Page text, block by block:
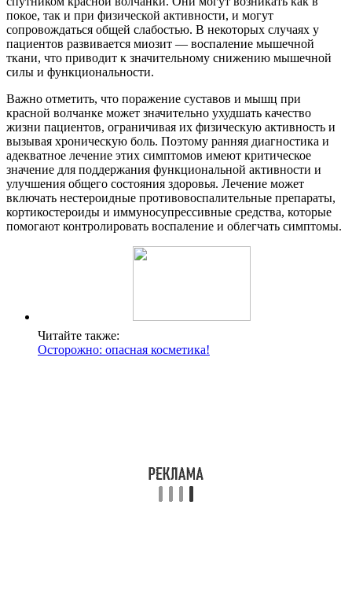
покое, так и при физической активности, и могут
сопровождаться общей слабостью. В некоторых случаях у
пациентов развивается миозит — воспаление мышечной
ткани, что приводит к значительному снижению мышечной
силы и функциональности.
Важно отметить, что поражение суставов и мышц при
красной волчанке может значительно ухудшать качество
жизни пациентов, ограничивая их физическую активность и
вызывая хроническую боль. Поэтому ранняя диагностика и
адекватное лечение этих симптомов имеют критическое
значение для поддержания функциональной активности и
улучшения общего состояния здоровья. Лечение может
включать нестероидные противовоспалительные препараты,
кортикостероиды и иммуносупрессивные средства, которые
помогают контролировать воспаление и облегчать симптомы.
Читайте также:
Осторожно: опасная косметика!